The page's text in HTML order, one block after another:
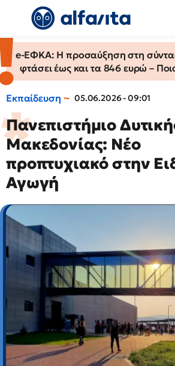
e-ΕΦΚΑ: Η προσαύξηση στη
φτάσει έως και τα 846 ευρώ –
Εκπαίδευση 05.06.2026 - 09:01
Πανεπιστήμιο
Μακεδονίας: Νέο
προπτυχιακό στην
Αγωγή